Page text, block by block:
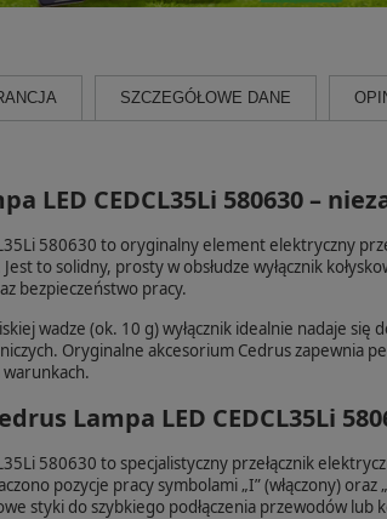
SZCZEGÓŁOWE DANE
LED CEDCL35Li 580630 –
580630 to oryginalny element elektryczny
to solidny, prosty w obsłudze wyłącznik
bezpieczeństwo pracy.
wadze (ok. 10 g) wyłącznik idealnie nadaje
Oryginalne akcesorium Cedrus zapewnia
warunkach.
Lampa LED CEDCL35Li
580630 to specjalistyczny przełącznik
pozycje pracy symbolami „I” (włączony)
styki do szybkiego podłączenia przewodów lub